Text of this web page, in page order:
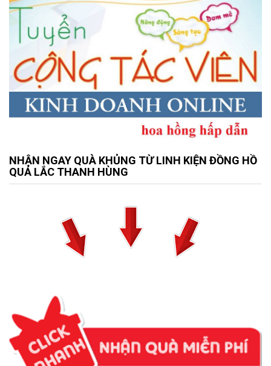
NHẬN NGAY QUÀ KHỦNG TỪ LINH KIỆN ĐỒNG HỒ
QUẢ LẮC THANH HÙNG